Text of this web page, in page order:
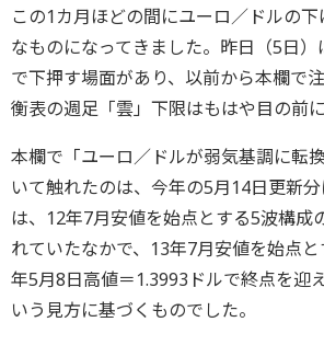
この1カ月ほどの間にユーロ／ドルの
なものになってきました。昨日（5日）
で下押す場面があり、以前から本欄で
衡表の週足「雲」下限はもはや目の前
本欄で「ユーロ／ドルが弱気基調に転
いて触れたのは、今年の5月14日更新
は、12年7月安値を始点とする5波構成
れていたなかで、13年7月安値を始点
年5月8日高値＝1.3993ドルで終点を迎
いう見方に基づくものでした。